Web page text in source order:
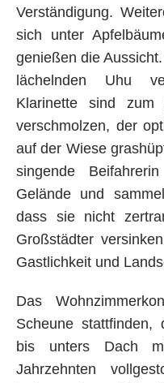
Verständigung.
sich unter
genießen die
lächelnden Uhu
Klarinette sind zum
verschmolzen, der
auf der Wiese
singende
Gelände und
dass sie nicht
Großstädter
Gastlichkeit und
Das
Scheune stattfinden,
bis unters Dach
Jahrzehnten